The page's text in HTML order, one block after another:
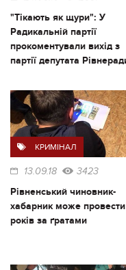
"Тікають як щури": У
Радикальній партії
прокоментували вихід з
партії депутата
КРИМІНАЛ
13.09.18 3423
Рівненський чиновник-
хабарник може
років за ґратами